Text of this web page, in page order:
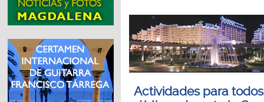
Actividades para